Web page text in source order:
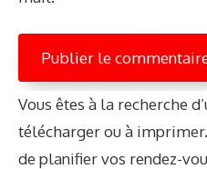
Vous êtes à la recherche
télécharger ou à
de planifier vos rendez-